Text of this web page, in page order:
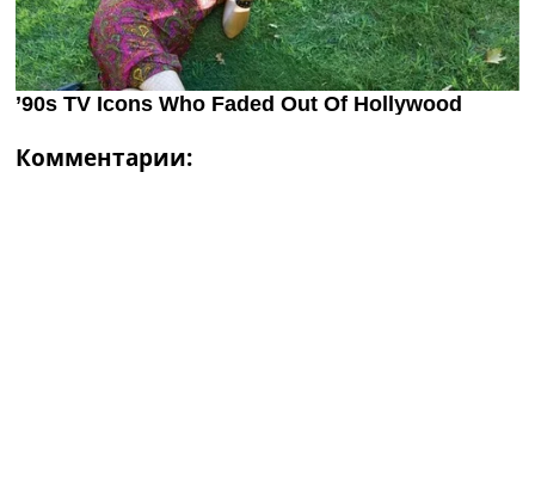
Комментарии: